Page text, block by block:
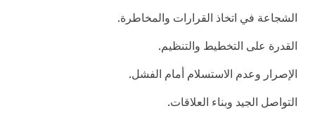
الشجاعة في اتخاذ القرارات والمخاطرة.
القدرة على التخطيط والتنظيم.
الإصرار وعدم الاستسلام أمام الفشل.
التواصل الجيد وبناء العلاقات.